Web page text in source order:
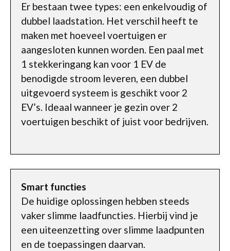
Er bestaan twee types: een enkelvoudig of
dubbel laadstation. Het verschil heeft te
maken met hoeveel voertuigen er
aangesloten kunnen worden. Een paal met
1 stekkeringang kan voor 1 EV de
benodigde stroom leveren, een dubbel
uitgevoerd systeem is geschikt voor 2
EV’s. Ideaal wanneer je gezin over 2
voertuigen beschikt of juist voor bedrijven.
Smart functies
De huidige oplossingen hebben steeds
vaker slimme laadfuncties. Hierbij vind je
een uiteenzetting over slimme laadpunten
en de toepassingen daarvan.